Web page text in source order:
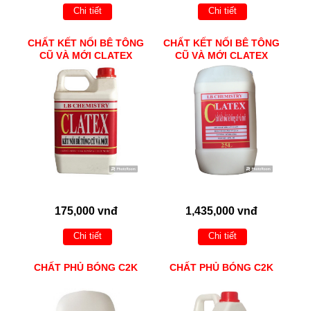
Chi tiết Chi tiết
CHẤT KẾT NỐI BÊ TÔNG
CŨ VÀ MỚI CLATEX
175,000 vnđ
Chi tiết
CHẤT KẾT NỐI BÊ TÔNG
CŨ VÀ MỚI CLATEX
1,435,000 vnđ
Chi tiết
CHẤT PHỦ BÓNG C2K CHẤT PHỦ BÓNG C2K